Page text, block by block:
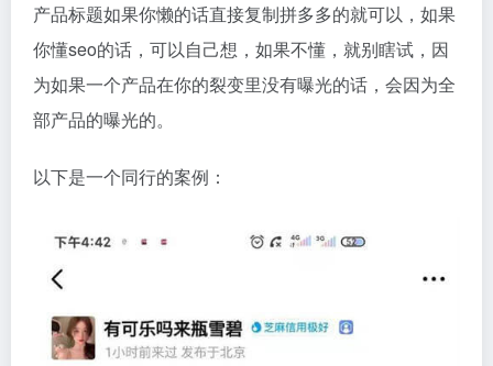
产品标题如果你懒的话直接复制拼多多的就可以，如果
你懂seo的话，可以自己想，如果不懂，就别瞎试，因
为如果一个产品在你的裂变里没有曝光的话，会因为全
部产品的曝光的。
以下是一个同行的案例：